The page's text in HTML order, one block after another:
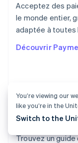
Acceptez des
le monde entier,
adaptée à toutes
Découvrir
Documentation
Trouvez un guide
Nederlands
Pologne
English
Português
English
Roumanie
Royaume-Uni
You’re viewing our
like you’re in the
Switch to the